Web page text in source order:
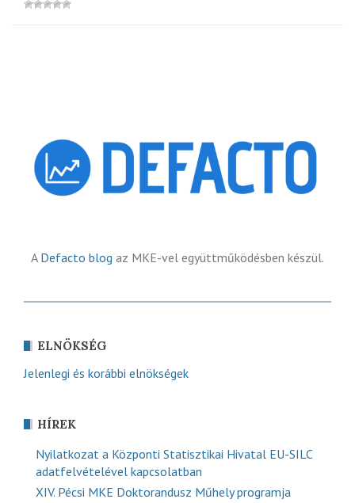
A Defacto blog az MKE-vel együttműködésben készül.
ELNÖKSÉG
Jelenlegi és korábbi elnökségek
HÍREK
Nyilatkozat a Központi Statisztikai Hivatal EU-SILC
adatfelvételével kapcsolatban
XIV. Pécsi MKE Doktorandusz Műhely programja